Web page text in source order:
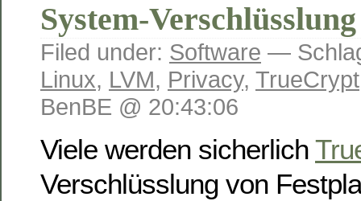
System-
Filed under: Software —
Linux, LVM, Privacy, TrueCrypt
BenBE @ 20:43:06
Viele werden sicherlich
Verschlüsslung von